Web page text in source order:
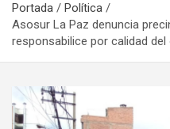
e
r
t
s
e
Portada
Política
Asosur La Paz denuncia
responsabilice por calidad